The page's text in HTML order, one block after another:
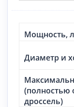
Мощность,
Диаметр и
(полностью
дроссель)